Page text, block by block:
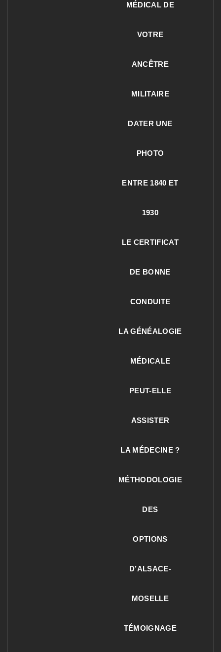
MÉDICAL DE
VOTRE
ANCÊTRE
MILITAIRE
DATER UNE
PHOTO
ENTRE 1840 ET
1930
LE CERTIFICAT
DE BONNE
CONDUITE
LA GÉNÉALOGIE
MÉDICALE
PEUT-ELLE
ASSISTER
LA MÉDECINE ?
MÉTHODOLOGIE
DES
OPTIONS
D’ALSACE-
MOSELLE
TÉMOIGNAGE